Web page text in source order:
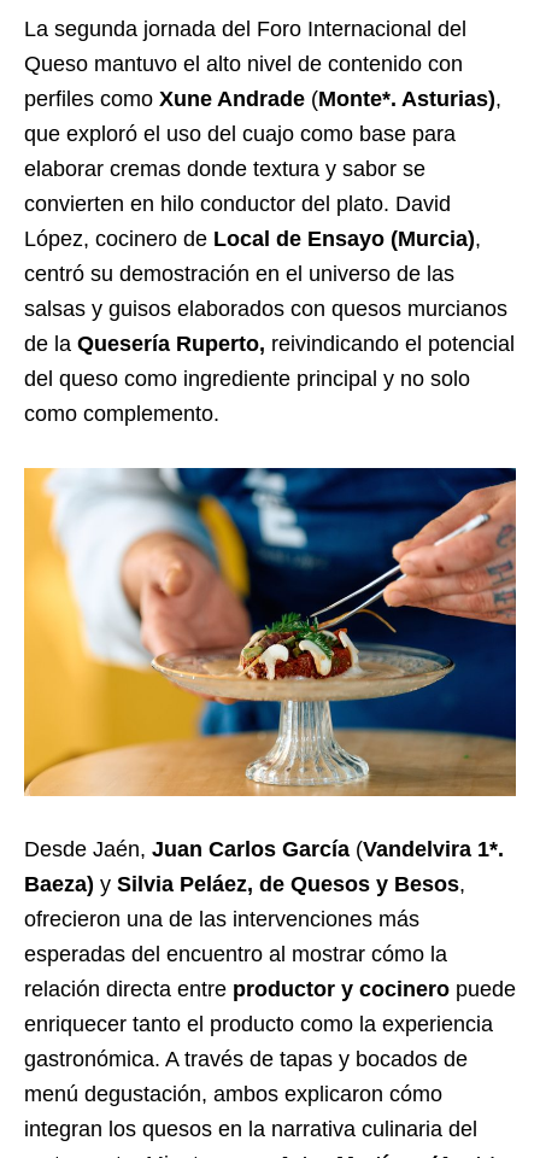
La segunda jornada del Foro Internacional del
Queso mantuvo el alto nivel de contenido con
perfiles como Xune Andrade (Monte*. Asturias),
que exploró el uso del cuajo como base para
elaborar cremas donde textura y sabor se
convierten en hilo conductor del plato. David
López, cocinero de Local de Ensayo (Murcia),
centró su demostración en el universo de las
salsas y guisos elaborados con quesos murcianos
de la Quesería Ruperto, reivindicando el potencial
del queso como ingrediente principal y no solo
como complemento.
Desde Jaén, Juan Carlos García (Vandelvira 1*.
Baeza) y Silvia Peláez, de Quesos y Besos,
ofrecieron una de las intervenciones más
esperadas del encuentro al mostrar cómo la
relación directa entre productor y cocinero puede
enriquecer tanto el producto como la experiencia
gastronómica. A través de tapas y bocados de
menú degustación, ambos explicaron cómo
integran los quesos en la narrativa culinaria del